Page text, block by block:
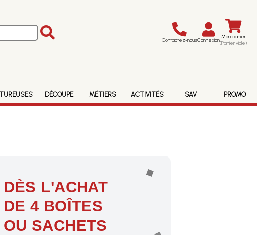
Contactez-nousConnexion Mon panier
(Panier vide)
DÉCOUPE MÉTIERS ACTIVITÉS SAV PROMO
DÈS L'ACHAT
DE 4 BOÎTES
OU SACHETS